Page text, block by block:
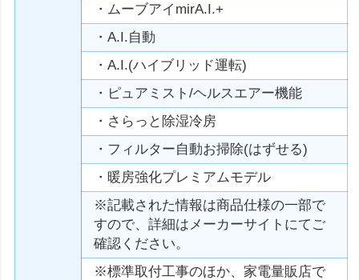
・ムーブアイmirA.I.+
・A.I.自動
・A.I.(ハイブリッド運転)
・ピュアミスト/ヘルスエアー機能
・さらっと除湿冷房
・フィルター自動お掃除(はずせる)
・暖房強化プレミアムモデル
※記載された情報は商品仕様の一部で
すので、詳細はメーカーサイトにてご
確認ください。
※標準取付工事のほか、家電量販店で